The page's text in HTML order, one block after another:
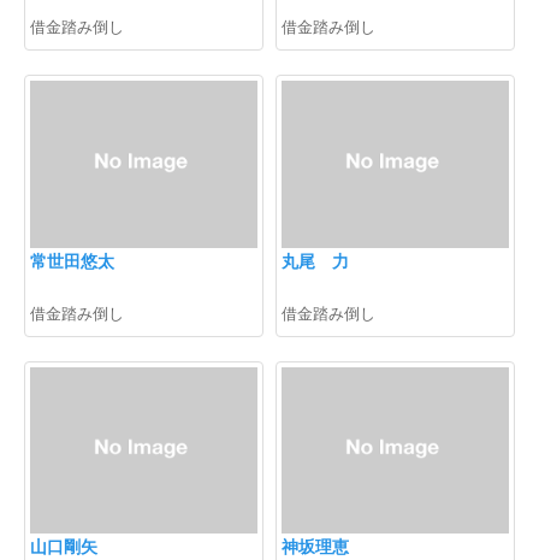
借金踏み倒し 借金踏み倒し
常世田悠太
借金踏み倒し
丸尾 力
借金踏み倒し
山口剛矢 神坂理恵